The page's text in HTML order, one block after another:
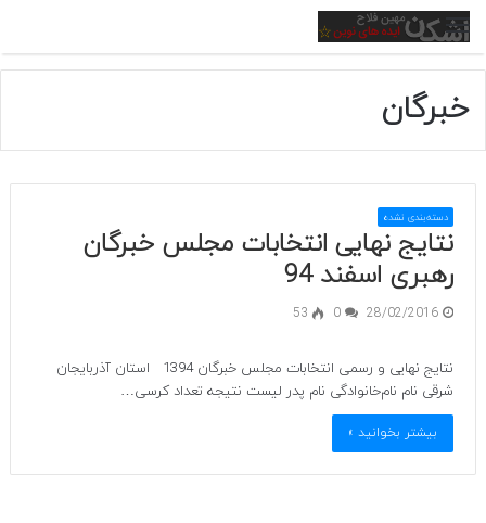
منو
خبرگان
دسته‌بندی نشده
نتایج نهایی انتخابات مجلس خبرگان
رهبری اسفند 94
28/02/2016
0
53
نتایج نهایی و رسمی انتخابات مجلس خبرگان 1394 استان آذربایجان
شرقی نام نام‌خانوادگی نام پدر لیست نتیجه تعداد کرسی…
بیشتر بخوانید »